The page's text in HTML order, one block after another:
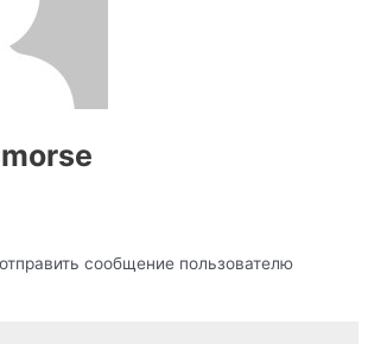
сообщение пользователю